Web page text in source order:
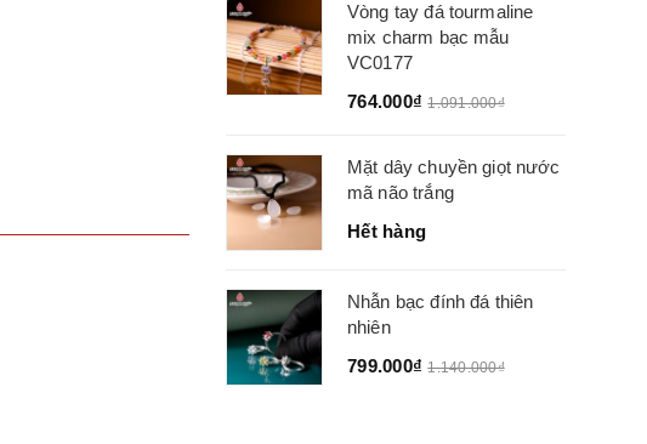
Vòng tay đá tourmaline
mix charm bạc mẫu
VC0177
764.000₫ 1.091.000₫
Mặt dây chuyền giọt nước
mã não trắng
Hết hàng
Nhẫn bạc đính đá thiên
nhiên
799.000₫ 1.140.000₫